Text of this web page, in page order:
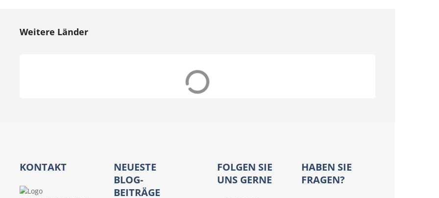
i
g
Weitere Länder
Deutschland (D)
KONTAKT
NEUESTE
BLOG-
BEITRÄGE
FOLGEN SIE
UNS GERNE
HABEN SIE
FRAGEN?